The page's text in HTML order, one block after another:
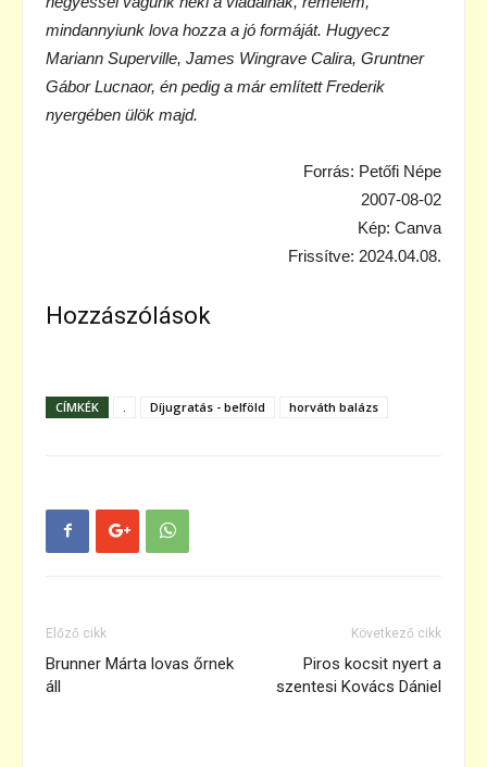
mindannyiunk lova hozza a jó formáját. Hugyecz
Mariann Superville, James Wingrave Calira, Gruntner
Gábor Lucnaor, én pedig a már említett Frederik
nyergében ülök majd.
Forrás: Petőfi Népe
2007-08-02
Kép: Canva
Frissítve: 2024.04.08.
Hozzászólások
CÍMKÉK Díjugratás - belföld horváth balázs
Előző cikk
Brunner Márta lovas őrnek
áll
Következő cikk
Piros kocsit nyert a
szentesi Kovács Dániel